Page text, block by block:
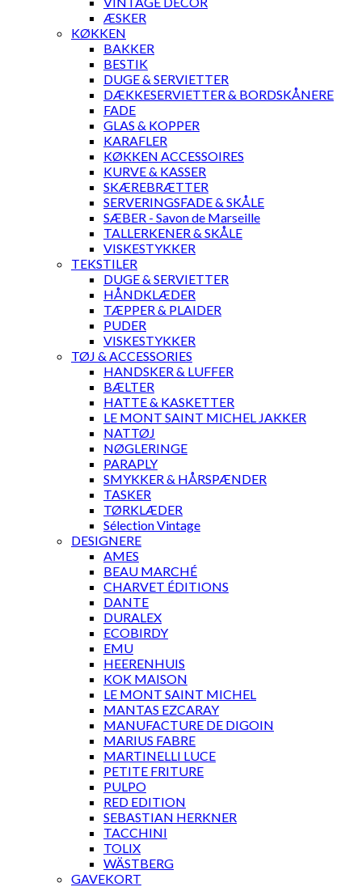
ÆSKER
KØKKEN
BAKKER
BESTIK
DUGE & SERVIETTER
DÆKKESERVIETTER & BORDSKÅNERE
FADE
GLAS & KOPPER
KARAFLER
KØKKEN ACCESSOIRES
KURVE & KASSER
SKÆREBRÆTTER
SERVERINGSFADE & SKÅLE
SÆBER - Savon de Marseille
TALLERKENER & SKÅLE
VISKESTYKKER
TEKSTILER
DUGE & SERVIETTER
HÅNDKLÆDER
TÆPPER & PLAIDER
PUDER
VISKESTYKKER
TØJ & ACCESSORIES
HANDSKER & LUFFER
BÆLTER
HATTE & KASKETTER
LE MONT SAINT MICHEL JAKKER
NATTØJ
NØGLERINGE
PARAPLY
SMYKKER & HÅRSPÆNDER
TASKER
TØRKLÆDER
Sélection Vintage
DESIGNERE
AMES
BEAU MARCHÉ
CHARVET ÉDITIONS
DANTE
DURALEX
ECOBIRDY
EMU
HEERENHUIS
KOK MAISON
LE MONT SAINT MICHEL
MANTAS EZCARAY
MANUFACTURE DE DIGOIN
MARIUS FABRE
MARTINELLI LUCE
PETITE FRITURE
PULPO
RED EDITION
SEBASTIAN HERKNER
TACCHINI
TOLIX
WÄSTBERG
GAVEKORT